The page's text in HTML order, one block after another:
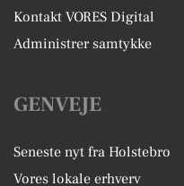
Kontakt VORES Digital
Administrer samtykke
GENVEJE
Seneste nyt fra Holstebro
Vores lokale erhverv